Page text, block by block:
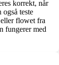
korrekt, når
teste
flowet fra
fungerer med